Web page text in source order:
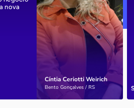
Cíntia Ceriotti Weirich
Bento Gonçalves / RS
nova